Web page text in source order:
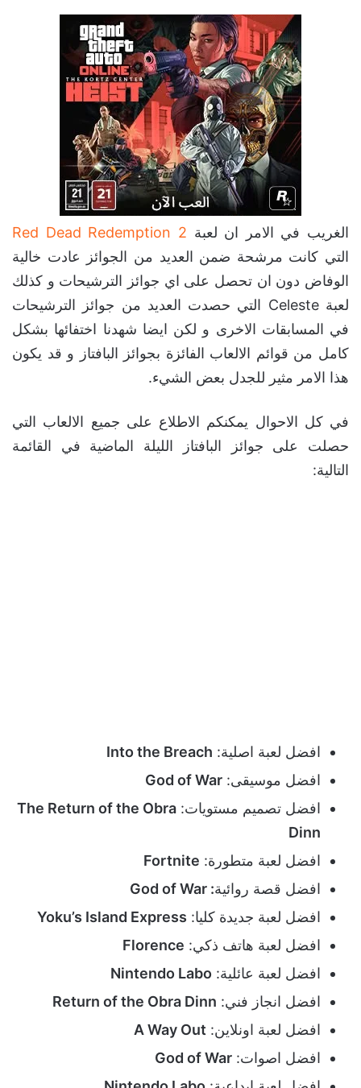
الغريب في الامر ان لعبة Red Dead Redemption 2
التي كانت مرشحة ضمن العديد من الجوائز عادت خالية
الوفاض دون ان تحصل على اي جوائز الترشيحات و كذلك
لعبة Celeste التي حصدت العديد من جوائز الترشيحات
في المسابقات الاخرى و لكن ايضا شهدنا اختفائها بشكل
كامل من قوائم الالعاب الفائزة بجوائز البافتاز و قد يكون
هذا الامر مثير للجدل بعض الشيء.
في كل الاحوال يمكنكم الاطلاع على جميع الالعاب التي
حصلت على جوائز البافتاز الليلة الماضية في القائمة
التالية:
افضل لعبة اصلية: Into the Breach
افضل موسيقى: God of War
افضل تصميم مستويات: The Return of the Obra
Dinn
افضل لعبة متطورة: Fortnite
افضل قصة روائية: God of War
افضل لعبة جديدة كليا: Yoku’s Island Express
افضل لعبة هاتف ذكي: Florence
افضل لعبة عائلية: Nintendo Labo
افضل انجاز فني: Return of the Obra Dinn
افضل لعبة اونلاين: A Way Out
افضل اصوات: God of War